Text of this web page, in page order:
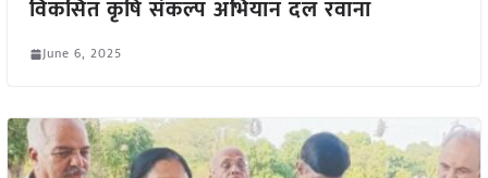
विकसित कृषि संकल्प अभियान दल रवाना
June 6, 2025